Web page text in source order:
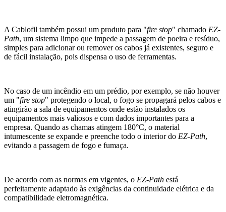
A Cablofil também possui um produto para "fire stop" chamado EZ-
Path, um sistema limpo que impede a passagem de poeira e resíduo,
simples para adicionar ou remover os cabos já existentes, seguro e
de fácil instalação, pois dispensa o uso de ferramentas.
No caso de um incêndio em um prédio, por exemplo, se não houver
um "fire stop" protegendo o local, o fogo se propagará pelos cabos e
atingirão a sala de equipamentos onde estão instalados os
equipamentos mais valiosos e com dados importantes para a
empresa. Quando as chamas atingem 180°C, o material
intumescente se expande e preenche todo o interior do EZ-Path,
evitando a passagem de fogo e fumaça.
De acordo com as normas em vigentes, o EZ-Path está
perfeitamente adaptado às exigências da continuidade elétrica e da
compatibilidade eletromagnética.